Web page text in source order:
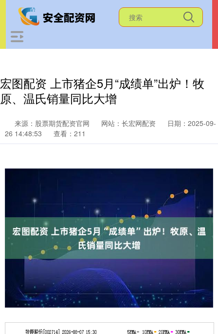
宏图配资 上市猪企5月“成绩单”出炉！牧
原、温氏销量同比大增
来源：股票期货配资官网 网站：长宏网配资
日期：2025-09-
26 14:48:53
查看：211